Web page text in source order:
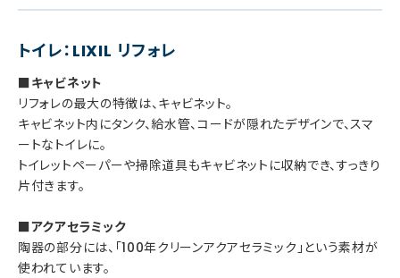
トイレ：LIXIL リフォレ
■キャビネット
リフォレの最大の特徴は、キャビネット。
キャビネット内にタンク、給水管、コードが隠れたデザインで、スマ
ートなトイレに。
トイレットペーパーや掃除道具もキャビネットに収納でき、すっきり
片付きます。
■アクアセラミック
陶器の部分には、「100年クリーンアクアセラミック」という素材が
使われています。